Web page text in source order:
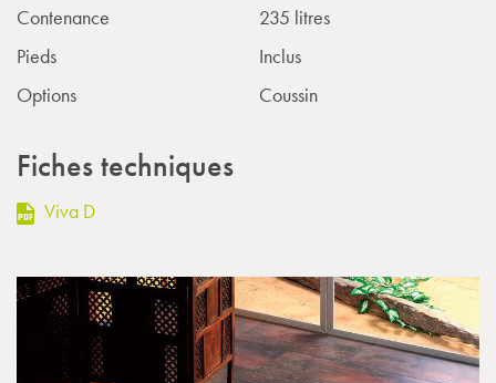
Contenance
235 litres
Pieds
Inclus
Options
Coussin
Fiches techniques
Viva D